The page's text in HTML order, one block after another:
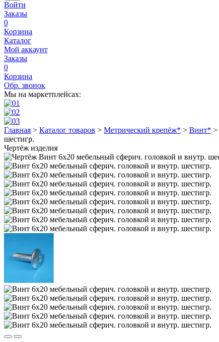
Войти
Заказы
0
Корзина
Каталог
Мой аккаунт
Заказы
0
Корзина
Обр. звонок
Мы на маркетплейсах:
Главная > Каталог товаров > Метрический крепёж* > Винт* >
шестигр.
Чертёж изделия